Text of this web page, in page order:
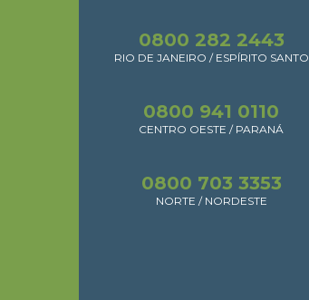
0800 282 2443
RIO DE JANEIRO / ESPÍRITO SANTO
0800 941 0110
CENTRO OESTE / PARANÁ
0800 703 3353
NORTE / NORDESTE